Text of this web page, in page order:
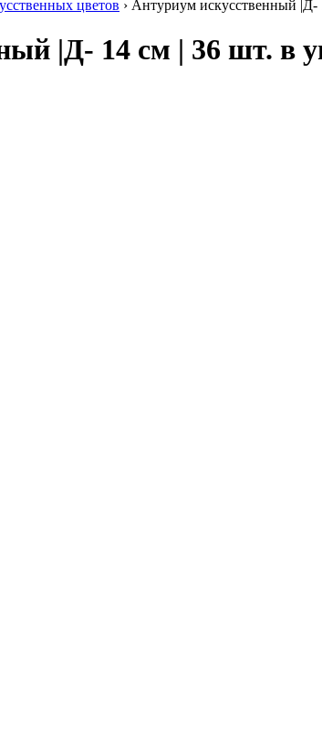
цветов › Антуриум искусственный |Д-
|Д- 14 см | 36 шт. в